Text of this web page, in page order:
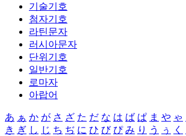
기술기호
첨자기호
라틴문자
러시아문자
단위기호
일반기호
로마자
아랍어
あ ぁ か が さ ざ た だ な は ば ぱ ま や ゃ
き ぎ し じ ち ぢ に ひ び ぴ み り う ぅ く